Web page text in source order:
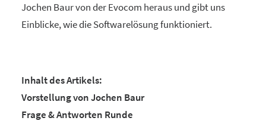
Jochen Baur von der Evocom heraus und gibt uns
Einblicke, wie die Softwarelösung funktioniert.
Inhalt des Artikels:
Vorstellung von Jochen Baur
Frage & Antworten Runde